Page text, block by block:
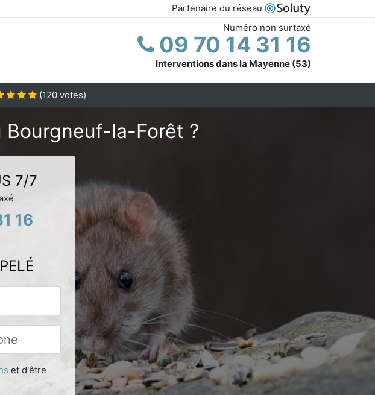
Partenaire du réseau
Numéro non surtaxé
09 70 14 31 16
Interventions dans la Mayenne (53)
(120 votes)
la-Forêt ?
7/7
16
et d'être